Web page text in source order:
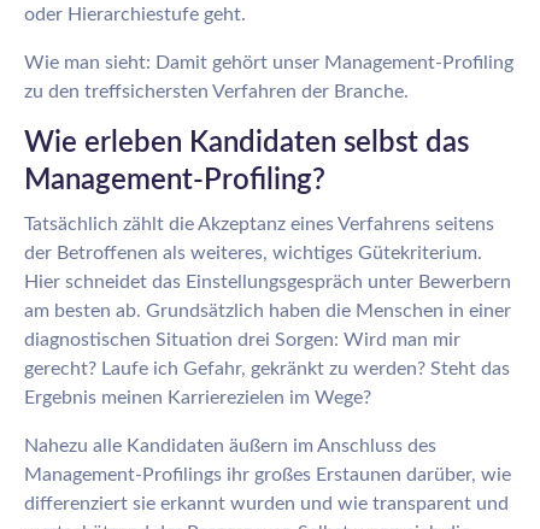
oder Hierarchiestufe geht.
Wie man sieht: Damit gehört unser Management-Profiling
zu den treffsichersten Verfahren der Branche.
Wie erleben Kandidaten selbst das
Management-Profiling?
Tatsächlich zählt die Akzeptanz eines Verfahrens seitens
der Betroffenen als weiteres, wichtiges Gütekriterium.
Hier schneidet das Einstellungsgespräch unter Bewerbern
am besten ab. Grundsätzlich haben die Menschen in einer
diagnostischen Situation drei Sorgen: Wird man mir
gerecht? Laufe ich Gefahr, gekränkt zu werden? Steht das
Ergebnis meinen Karrierezielen im Wege?
Nahezu alle Kandidaten äußern im Anschluss des
Management-Profilings ihr großes Erstaunen darüber, wie
differenziert sie erkannt wurden und wie transparent und